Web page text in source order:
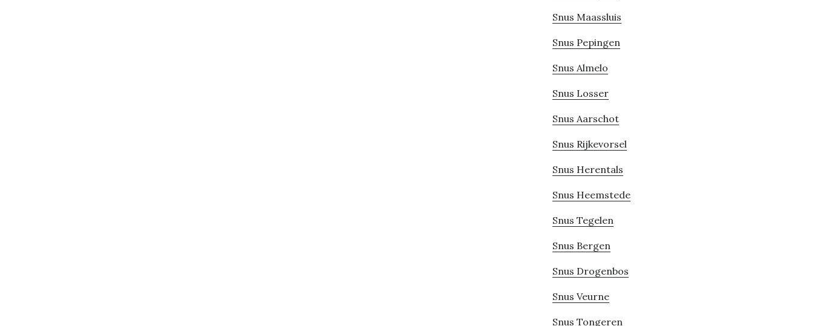
Snus Maassluis
Snus Pepingen
Snus Almelo
Snus Losser
Snus Aarschot
Snus Rijkevorsel
Snus Herentals
Snus Heemstede
Snus Tegelen
Snus Bergen
Snus Drogenbos
Snus Veurne
Snus Tongeren